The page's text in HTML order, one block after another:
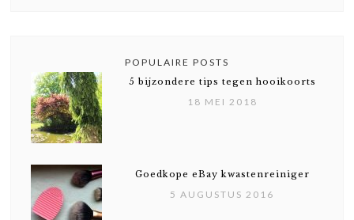
POPULAIRE POSTS
5 bijzondere tips tegen hooikoorts
18 MEI 2018
Goedkope eBay kwastenreiniger
5 AUGUSTUS 2016